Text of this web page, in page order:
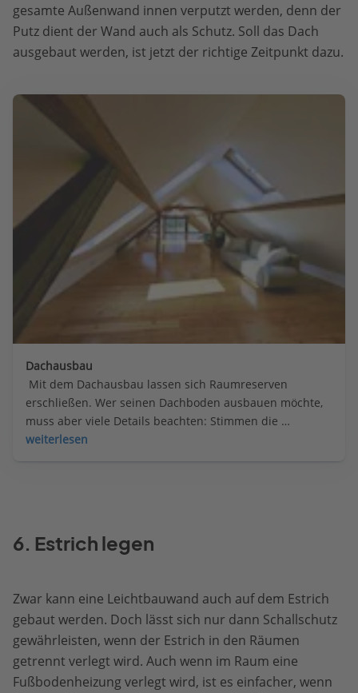
gesamte Außenwand innen verputzt werden, denn der
Putz dient der Wand auch als Schutz. Soll das Dach
ausgebaut werden, ist jetzt der richtige Zeitpunkt dazu.
Dachausbau
Mit dem Dachausbau lassen sich Raumreserven
erschließen. Wer seinen Dachboden ausbauen möchte,
muss aber viele Details beachten: Stimmen die
baulichen Voraussetzungen? Ist eine Baugenehmigung
weiterlesen
6. Estrich legen
Zwar kann eine Leichtbauwand auch auf dem Estrich
gebaut werden. Doch lässt sich nur dann Schallschutz
gewährleisten, wenn der Estrich in den Räumen
getrennt verlegt wird. Auch wenn im Raum eine
Fußbodenheizung verlegt wird, ist es einfacher, wenn